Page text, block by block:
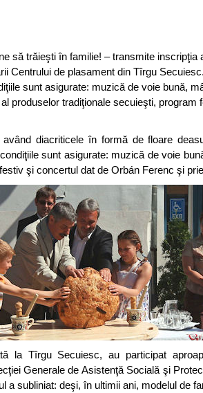
să trăieşti în familie! – transmite
Centrului de plasament din Tîrgu
sunt asigurate: muzică de voie bună,
produselor tradiţionale secuieşti,
diacriticele în formă de floare
sunt asigurate: muzică de voie
şi concertul dat de Orbán Ferenc şi
la Tîrgu Secuiesc, au participat
Generale de Asistenţă Socială şi
a subliniat: deşi, în ultimii ani, modelul de